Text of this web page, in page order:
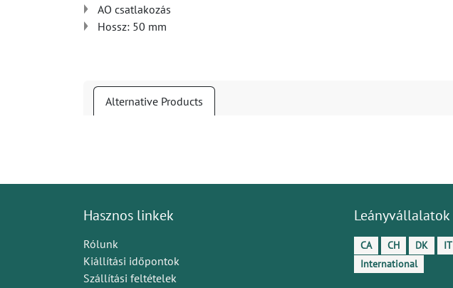
AO csatlakozás
Hossz: 50 mm
Alternative Products
Hasznos linkek
Rólunk
Kiállítási időpontok
Szállítási feltételek
Leányvállalatok
CA CH DK IT
International